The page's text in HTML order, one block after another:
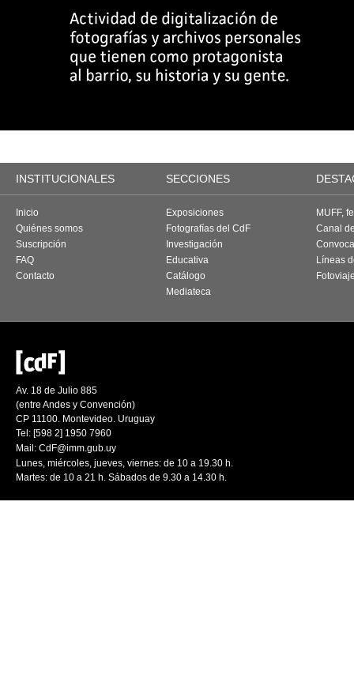
INSTITUCIONALES SECCIONES
Inicio
Quiénes somos
Suscripción
FAQ
Contacto
Exposiciones
Fotografías del CdF
Investigación
Educativa
Catálogo
Mediateca
MUFF,
Canal
Líneas
Av. 18 de Julio 885
(entre Andes y Convención)
CP 11100. Montevideo. Uruguay
Tel: [598 2] 1950 7960
Mail: CdF@imm.gub.uy
Lunes, miércoles, jueves, viernes: de 10 a 19.30 h.
Martes: de 10 a 21 h. Sábados de 9.30 a 14.30 h.